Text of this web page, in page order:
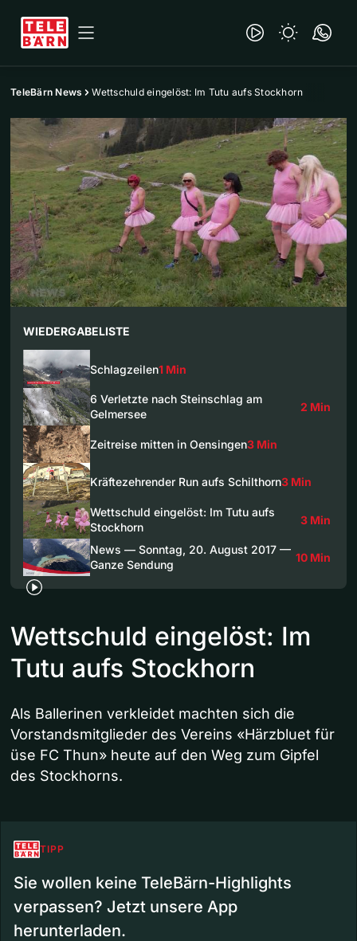
TeleBärn News Wettschuld eingelöst: Im Tutu aufs Stockhorn
WIEDERGABELISTE
Schlagzeilen1 Min
6 Verletzte nach Steinschlag am
Gelmersee
2 Min
Zeitreise mitten in Oensingen3 Min
Kräftezehrender Run aufs Schilthorn3 Min
Wettschuld eingelöst: Im Tutu aufs
Stockhorn
3 Min
News — Sonntag, 20. August 2017 —
Ganze Sendung
10 Min
Wettschuld eingelöst: Im
Tutu aufs Stockhorn
Als Ballerinen verkleidet machten sich die
Vorstandsmitglieder des Vereins «Härzbluet für
üse FC Thun» heute auf den Weg zum Gipfel
des Stockhorns.
TIPP
Sie wollen keine TeleBärn-Highlights
verpassen? Jetzt unsere App
herunterladen.